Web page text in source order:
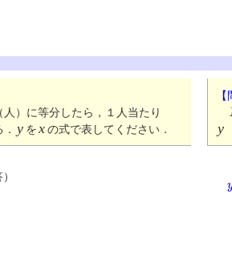
（人）に等分したら，１人当たり
y をxの式で表してください．
y